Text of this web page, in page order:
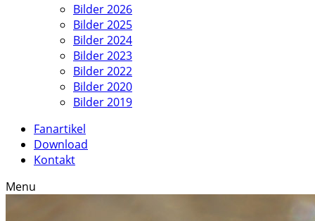
Bilder 2026
Bilder 2025
Bilder 2024
Bilder 2023
Bilder 2022
Bilder 2020
Bilder 2019
Fanartikel
Download
Kontakt
Menu